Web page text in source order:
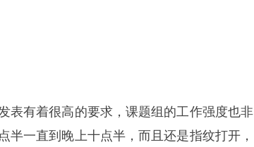
表有着很高的要求，课题组的工作强度也非
半一直到晚上十点半，而且还是指纹打开，